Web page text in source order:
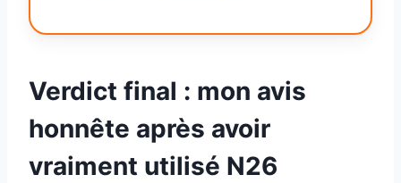
Verdict final : mon avis
honnête après avoir
vraiment utilisé N26